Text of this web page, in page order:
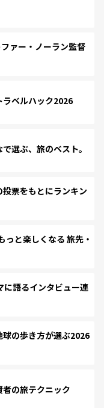
ァー・ノーラン監督
ベルハック2026
選ぶ、旅のベスト。
票をもとにランキン
と楽しくなる 旅先・
に語るインタビュー連
の歩き方が選ぶ2026
の旅テクニック